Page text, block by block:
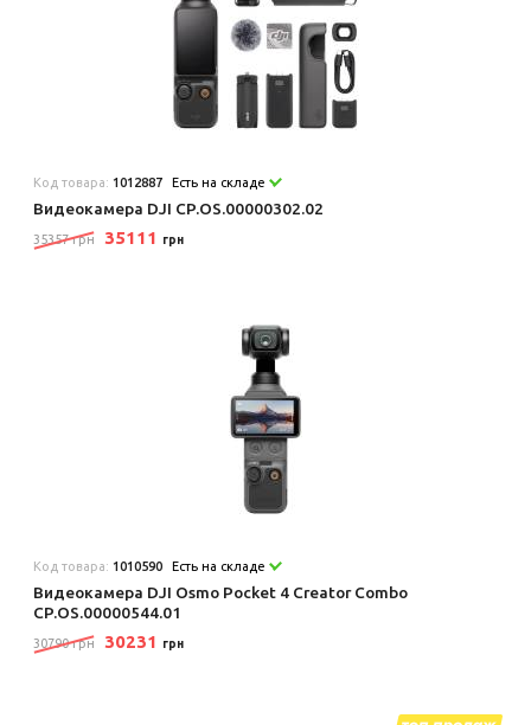
Код товара: 1012887 Есть на складе
Видеокамера DJI CP.OS.00000302.02
35357 грн 35111 грн
Код товара: 1010590 Есть на складе
Видеокамера DJI Osmo Pocket 4 Creator Combo
CP.OS.00000544.01
30790 грн 30231 грн